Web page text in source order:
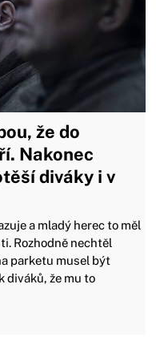
že do
Nakonec
diváky i v
a mladý herec to měl
Rozhodně nechtěl
parketu musel být
diváků, že mu to